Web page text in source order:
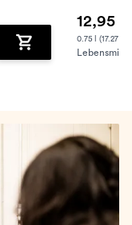
Zum Warenkorb
12,95 €
0.75 l (17.27 €